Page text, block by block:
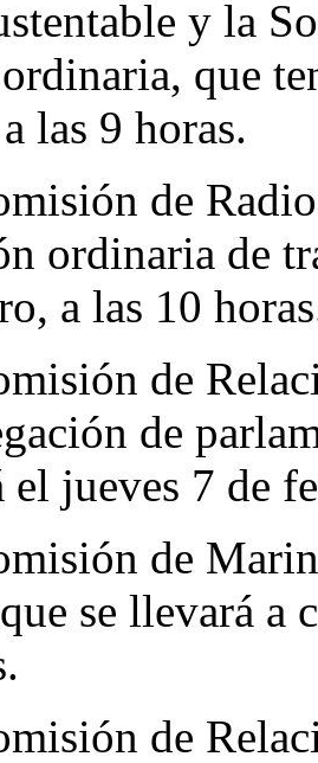
y la
que
las 9 horas.
de
ordinaria de
a las 10
de
de
el jueves 7 de
de
se llevará a
de